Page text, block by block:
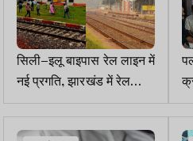
सिली–इलू बाइपास रेल लाइन में
नई प्रगति, झारखंड में रेल
विकास को मिलेगी रफ्तार
पलामू :